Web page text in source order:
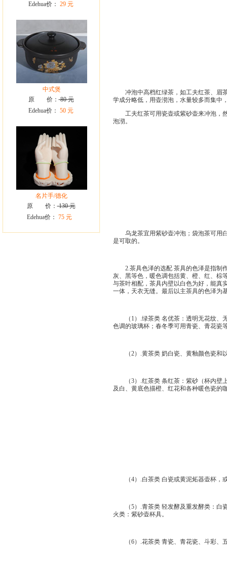
Edehua价： 29 元
中式煲
原 价：80 元
Edehua价： 50 元
名片手/德化
原 价：130 元
Edehua价： 75 元
冲泡中高档红绿茶，如工夫红茶、眉茶
学成分略低，用壶沏泡，水量较多而集中
工夫红茶可用瓷壶或紫砂壶来冲泡，然
泡沏。
乌龙茶宜用紫砂壶冲泡；袋泡茶可用白
是可取的。
2.茶具色泽的选配 茶具的色泽是指制作
灰、黑等色，暖色调包括黄、橙、红、棕
与茶叶相配，茶具内壁以白色为好，能真
一体，天衣无缝。最后以主茶具的色泽为
（1）.绿茶类 名优茶：透明无花纹、无
色调的玻璃杯；春冬季可用青瓷、青花瓷
（2）.黄茶类 奶白瓷、黄釉颜色瓷和
（3）.红茶类 条红茶：紫砂（杯内壁上
及白、黄底色描橙、红花和各种暖色瓷的
（4）.白茶类 白瓷或黄泥炻器壶杯，
（5）.青茶类 轻发酵及重发酵类：白瓷
火类：紫砂壶杯具。
（6）.花茶类 青瓷、青花瓷、斗彩、